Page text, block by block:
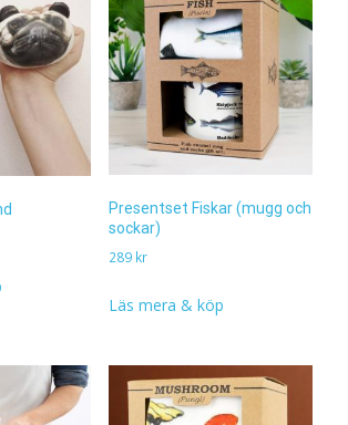
Presentset Fiskar (mugg och
sockar)
289 kr
Läs mera & köp